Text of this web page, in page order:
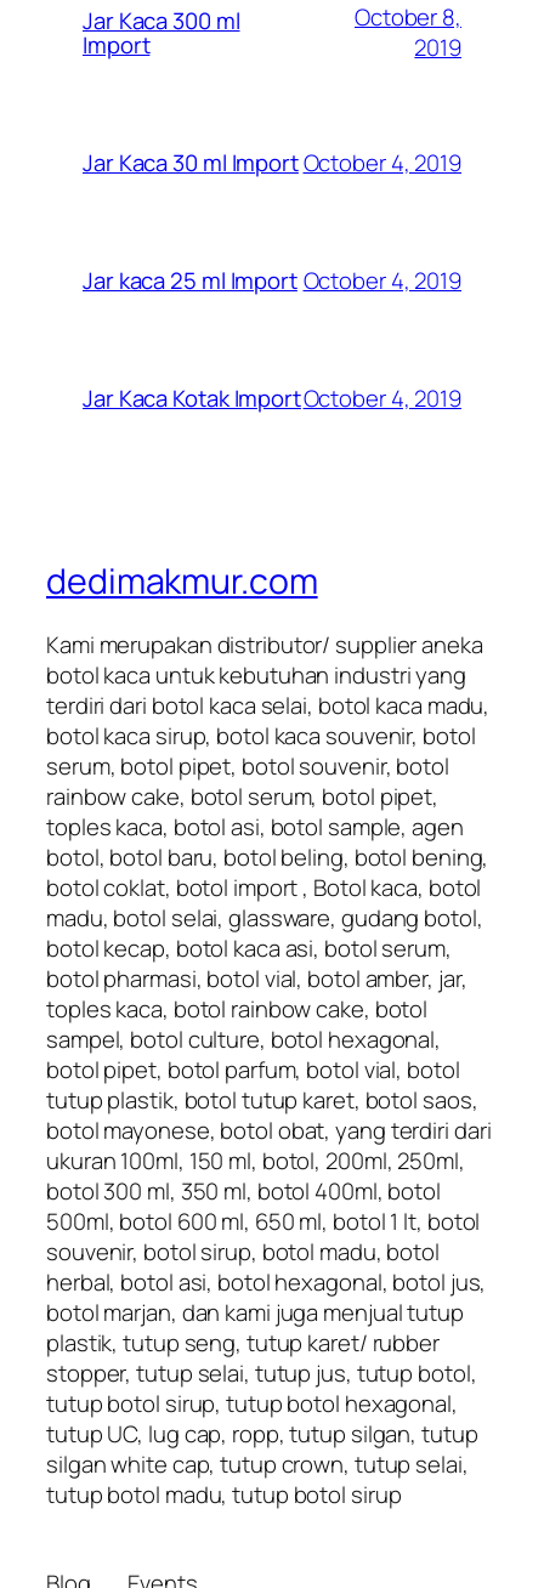
Jar Kaca 300 ml
Import
October 8,
2019
Jar Kaca 30 ml ImportOctober 4, 2019
Jar kaca 25 ml ImportOctober 4, 2019
Jar Kaca Kotak ImportOctober 4, 2019
dedimakmur.com
Kami merupakan distributor/ supplier aneka
botol kaca untuk kebutuhan industri yang
terdiri dari botol kaca selai, botol kaca madu,
botol kaca sirup, botol kaca souvenir, botol
serum, botol pipet, botol souvenir, botol
rainbow cake, botol serum, botol pipet,
toples kaca, botol asi, botol sample, agen
botol, botol baru, botol beling, botol bening,
botol coklat, botol import , Botol kaca, botol
madu, botol selai, glassware, gudang botol,
botol kecap, botol kaca asi, botol serum,
botol pharmasi, botol vial, botol amber, jar,
toples kaca, botol rainbow cake, botol
sampel, botol culture, botol hexagonal,
botol pipet, botol parfum, botol vial, botol
tutup plastik, botol tutup karet, botol saos,
botol mayonese, botol obat, yang terdiri dari
ukuran 100ml, 150 ml, botol, 200ml, 250ml,
botol 300 ml, 350 ml, botol 400ml, botol
500ml, botol 600 ml, 650 ml, botol 1 lt, botol
souvenir, botol sirup, botol madu, botol
herbal, botol asi, botol hexagonal, botol jus,
botol marjan, dan kami juga menjual tutup
plastik, tutup seng, tutup karet/ rubber
stopper, tutup selai, tutup jus, tutup botol,
tutup botol sirup, tutup botol hexagonal,
tutup UC, lug cap, ropp, tutup silgan, tutup
silgan white cap, tutup crown, tutup selai,
tutup botol madu, tutup botol sirup